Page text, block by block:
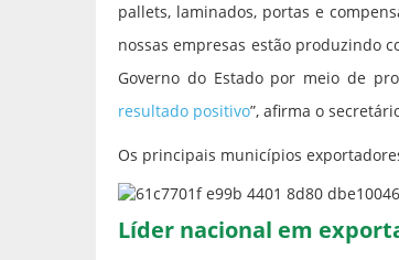
pallets, laminados, portas e
nossas empresas estão produzindo
Governo do Estado por meio de
resultado positivo”, afirma o
Os principais municípios
Líder nacional em